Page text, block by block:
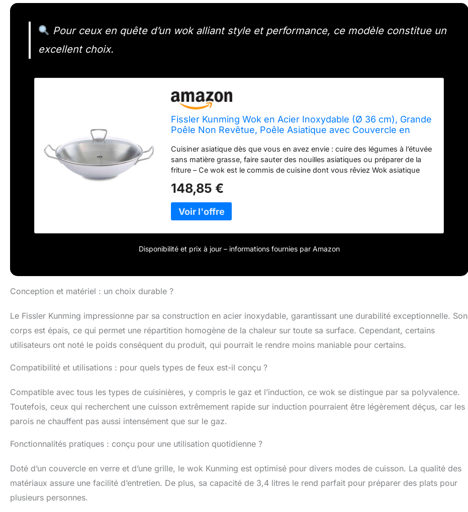
Pour ceux en quête d’un wok alliant style et performance, ce modèle constitue un
excellent choix.
Fissler Kunming Wok en Acier Inoxydable (Ø 36 cm), Grande
Poêle Non Revêtue, Poêle Asiatique avec Couvercle en
l’Induction
Cuisiner asiatique dès que vous en avez envie : cuire des légumes à l’étuvée
sans matière grasse, faire sauter des nouilles asiatiques ou préparer de la
friture – Ce wok est le commis de cuisine dont vous rêviez Wok asiatique
feu et le couvercle en verre assure une cuisson à l’étouffée particulièrement
efficace Si vous aimez cuisiner avec peu de matière grasse, vous apprécierez
le wok Fissler – Que vous cuisiniez de la viande ou un plat végétarien, le wok
est un bon accessoire pour préparer des mets asiatiques Fond plat
superthermic pour tout type de feu – Le wok peut servir sur le brûleur à gaz,
wok Fissler Kunming d’origine avec couvercle en verre, Ø 36 cm – La poêle à
148,85 €
Disponibilité et prix à jour – informations fournies par Amazon
Conception et matériel : un choix durable ?
Le Fissler Kunming impressionne par sa construction en acier inoxydable, garantissant une durabilité exceptionnelle. Son
corps est épais, ce qui permet une répartition homogène de la chaleur sur toute sa surface. Cependant, certains
utilisateurs ont noté le poids conséquent du produit, qui pourrait le rendre moins maniable pour certains.
Compatibilité et utilisations : pour quels types de feux est-il conçu ?
Compatible avec tous les types de cuisinières, y compris le gaz et l’induction, ce wok se distingue par sa polyvalence.
Toutefois, ceux qui recherchent une cuisson extrêmement rapide sur induction pourraient être légèrement déçus, car les
parois ne chauffent pas aussi intensément que sur le gaz.
Fonctionnalités pratiques : conçu pour une utilisation quotidienne ?
Doté d’un couvercle en verre et d’une grille, le wok Kunming est optimisé pour divers modes de cuisson. La qualité des
matériaux assure une facilité d’entretien. De plus, sa capacité de 3,4 litres le rend parfait pour préparer des plats pour
plusieurs personnes.